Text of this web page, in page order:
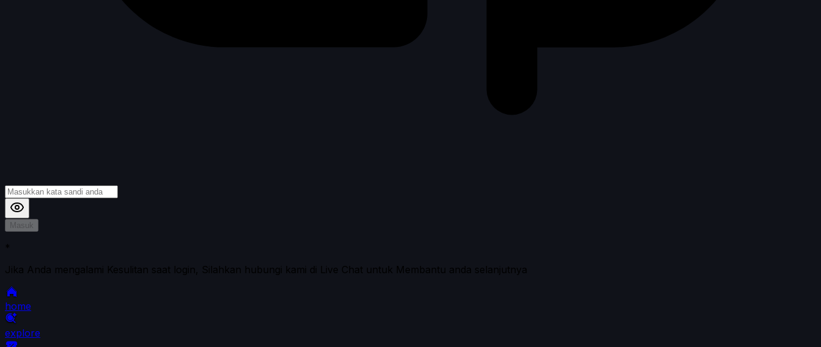
Masuk
*
Jika Anda mengalami Kesulitan saat login, Silahkan hubungi kami di Live Chat untuk Membantu anda selanjutnya
home
explore